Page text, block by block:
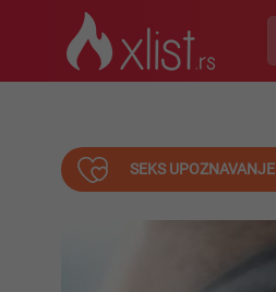
SEKS UPOZNAVANJE